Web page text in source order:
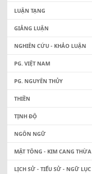
LUẬN TẠNG
GIẢNG LUẬN
NGHIÊN CỨU - KHẢO LUẬN
PG. VIỆT NAM
PG. NGUYÊN THỦY
THIỀN
TỊNH ĐỘ
NGÔN NGỮ
MẬT TÔNG - KIM CANG THỪA
LỊCH SỬ - TIỂU SỬ - NGỮ LỤC